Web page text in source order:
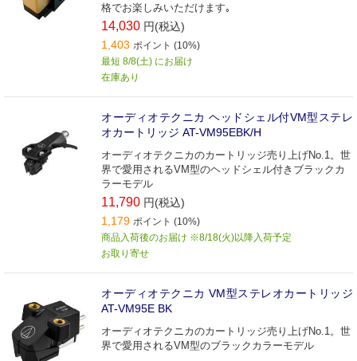
格でお楽しみいただけます｡
14,030 円(税込)
1,403 ポイント (10%)
最短 8/8(土) にお届け
在庫あり
オーディオテクニカ ヘッドシェル付VM型ステレ
オカートリッジ AT-VM95EBK/H
オーディオテクニカのカートリッジ売り上げNo.1。世
界で愛用されるVM型のヘッドシェル付きブラックカ
ラーモデル
11,790 円(税込)
1,179 ポイント (10%)
商品入荷後のお届け ※8/18(火)以降入荷予定
お取り寄せ
オーディオテクニカ VM型ステレオカートリッジ
AT-VM95E BK
オーディオテクニカのカートリッジ売り上げNo.1。世
界で愛用されるVM型のブラックカラーモデル